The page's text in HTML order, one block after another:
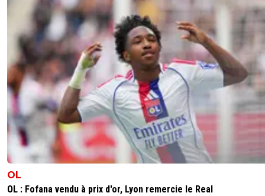
OL
OL : Fofana vendu à prix d'or, Lyon remercie le Real